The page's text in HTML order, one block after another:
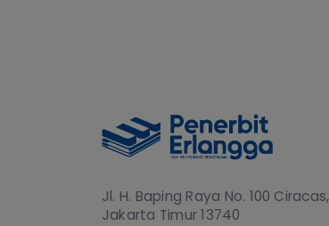
Jl. H. Baping Raya No. 100 Ciracas,
Jakarta Timur 13740